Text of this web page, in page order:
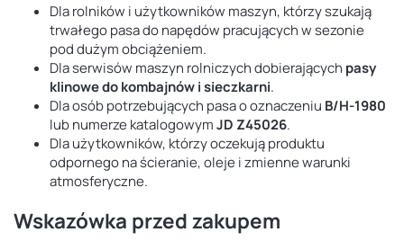
Dla rolników i użytkowników maszyn, którzy szukają
trwałego pasa do napędów pracujących w sezonie
pod dużym obciążeniem.
Dla serwisów maszyn rolniczych dobierających pasy
klinowe do kombajnów i sieczkarni.
Dla osób potrzebujących pasa o oznaczeniu B/H-1980
lub numerze katalogowymJD Z45026.
Dla użytkowników, którzy oczekują produktu
odpornego na ścieranie, oleje i zmienne warunki
atmosferyczne.
Wskazówka przed zakupem